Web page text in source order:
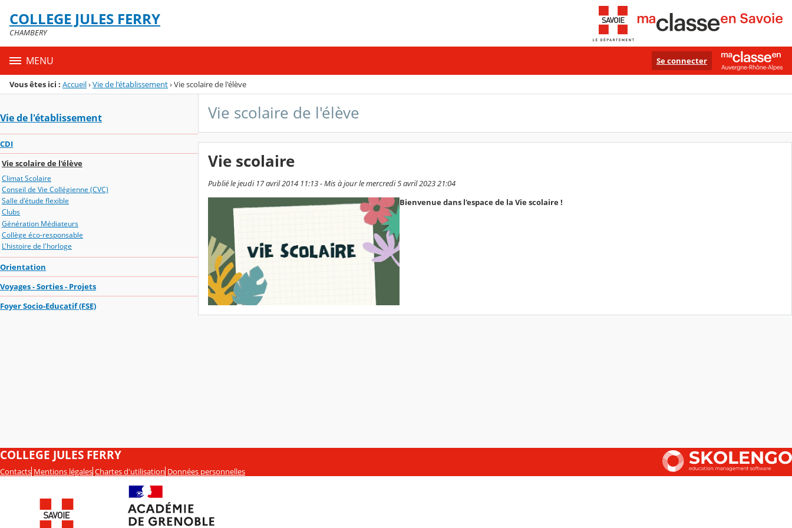
Menu de la rubrique
Contenu
COLLEGE JULES FERRY
CHAMBERY
MENU Se connecter
Vous êtes ici : Accueil›Vie de l'établissement›Vie scolaire de l'élève
Vie de l'établissement
CDI
Vie scolaire de l'élève
Climat Scolaire
Conseil de Vie Collégienne (CVC)
Salle d'étude flexible
Clubs
Génération Médiateurs
Collège éco-responsable
L'histoire de l'horloge
Orientation
Voyages - Sorties - Projets
Foyer Socio-Educatif (FSE)
Vie scolaire de l'élève
Vie scolaire
Publié le jeudi 17 avril 2014 11:13 - Mis à jour le mercredi 5 avril 2023 21:04
Bienvenue dans l'espace de la Vie scolaire !
COLLEGE JULES FERRY
Contacts Mentions légales Chartes d'utilisation Données personnelles